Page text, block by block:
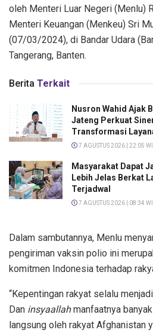
oleh Menteri Luar Negeri (Menlu)
Menteri Keuangan (Menkeu) Sri
(07/03/2024), di Bandar Udara
Tangerang, Banten.
Berita Terkait
Nusron Wahid Ajak
Jateng Perkuat
Transformasi
7 AGUSTUS 2026 | 22:05
Masyarakat Dapat
Lebih Jelas Berkat
Terjadwal
7 AGUSTUS 2026 | 08:34
Dalam sambutannya, Menlu
pengiriman vaksin polio ini
komitmen Indonesia terhadap
“Kepentingan rakyat selalu
Dan insyaallahmanfaatnya
langsung oleh rakyat Afghanistan